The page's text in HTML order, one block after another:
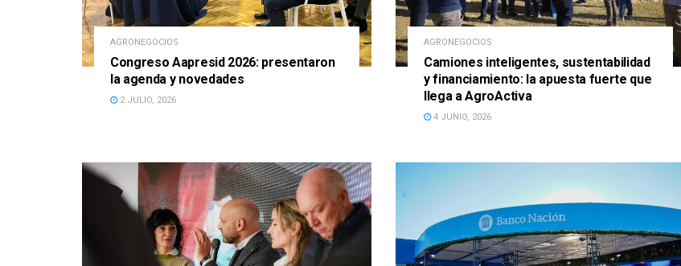
AGRONEGOCIOS
Congreso Aapresid 2026: presentaron
la agenda y novedades
2 JULIO, 2026
AGRONEGOCIOS
Camiones inteligentes, sustentabilidad
y financiamiento: la apuesta fuerte que
llega a AgroActiva
4 JUNIO, 2026